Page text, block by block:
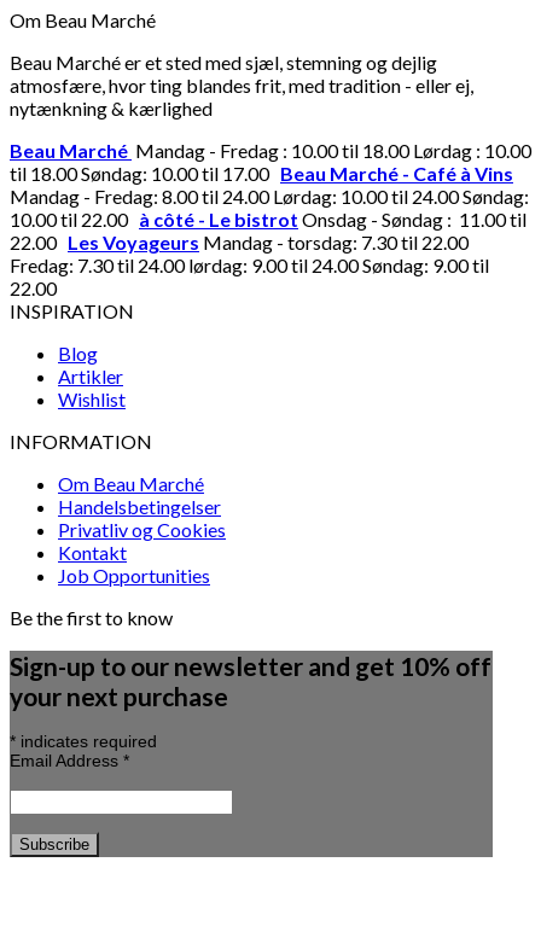
Om Beau Marché
Beau Marché er et sted med sjæl, stemning og dejlig
atmosfære, hvor ting blandes frit, med tradition - eller ej,
nytænkning & kærlighed
Beau Marché Mandag - Fredag : 10.00 til 18.00 Lørdag : 10.00
til 18.00 Søndag: 10.00 til 17.00 Beau Marché - Café à Vins
Mandag - Fredag: 8.00 til 24.00 Lørdag: 10.00 til 24.00 Søndag:
10.00 til 22.00 à côté - Le bistrot Onsdag - Søndag : 11.00 til
22.00 Les Voyageurs Mandag - torsdag: 7.30 til 22.00
Fredag: 7.30 til 24.00 lørdag: 9.00 til 24.00 Søndag: 9.00 til
22.00
INSPIRATION
Blog
Artikler
Wishlist
INFORMATION
Om Beau Marché
Handelsbetingelser
Privatliv og Cookies
Kontakt
Job Opportunities
Be the first to know
Sign-up to our newsletter and get 10% off
your next purchase
* indicates required
Email Address *